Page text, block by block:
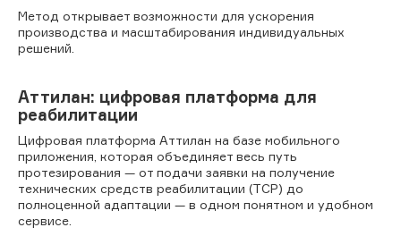
Метод открывает возможности для ускорения
производства и масштабирования индивидуальных
решений.
Аттилан: цифровая платформа для
реабилитации
Цифровая платформа Аттилан на базе мобильного
приложения, которая объединяет весь путь
протезирования — от подачи заявки на получение
технических средств реабилитации (ТСР) до
полноценной адаптации — в одном понятном и удобном
сервисе.